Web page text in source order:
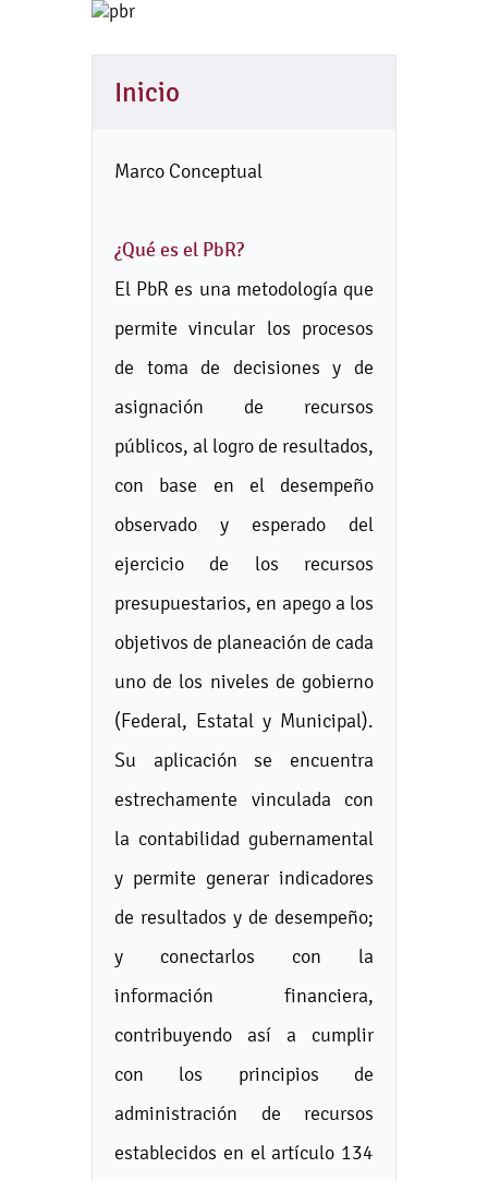
Inicio
Marco Conceptual
¿Qué es el PbR?
El PbR es una metodología que
permite vincular los procesos
de toma de decisiones y de
asignación de recursos
públicos, al logro de resultados,
con base en el desempeño
observado y esperado del
ejercicio de los recursos
presupuestarios, en apego a los
objetivos de planeación de cada
uno de los niveles de gobierno
(Federal, Estatal y Municipal).
Su aplicación se encuentra
estrechamente vinculada con
la contabilidad gubernamental
y permite generar indicadores
de resultados y de desempeño;
y conectarlos con la
información financiera,
contribuyendo así a cumplir
con los principios de
administración de recursos
establecidos en el artículo 134